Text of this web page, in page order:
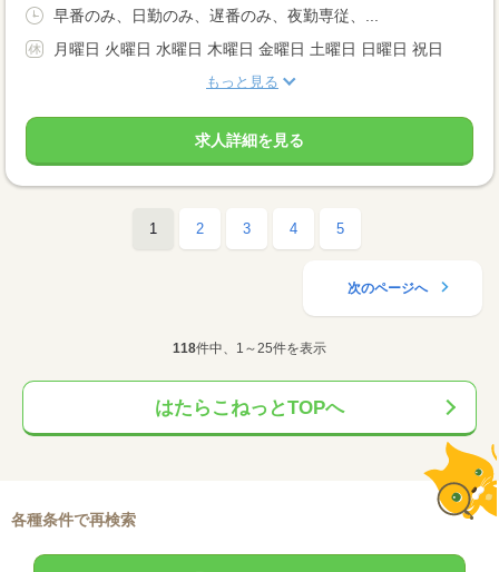
早番のみ、日勤のみ、遅番のみ、夜勤専従、...
月曜日 火曜日 水曜日 木曜日 金曜日 土曜日 日曜日 祝日
もっと見る
求人詳細を見る
1 2 3 4 5
次のページへ
118件中、1～25件を表示
はたらこねっとTOPへ
各種条件で再検索